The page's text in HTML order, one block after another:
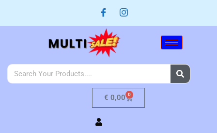
€ 0,00 0